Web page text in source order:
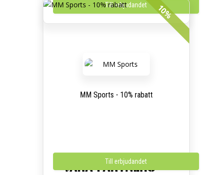
Till erbjudandet 10%
MM Sports - 10% rabatt
Till erbjudandet
VÅRA PARTNERS